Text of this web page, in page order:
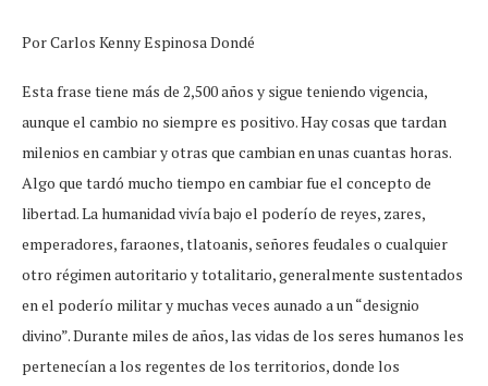
Por Carlos Kenny Espinosa Dondé
Esta frase tiene más de 2,500 años y sigue teniendo vigencia,
aunque el cambio no siempre es positivo. Hay cosas que tardan
milenios en cambiar y otras que cambian en unas cuantas horas.
Algo que tardó mucho tiempo en cambiar fue el concepto de
libertad. La humanidad vivía bajo el poderío de reyes, zares,
emperadores, faraones, tlatoanis, señores feudales o cualquier
otro régimen autoritario y totalitario, generalmente sustentados
en el poderío militar y muchas veces aunado a un “designio
divino”. Durante miles de años, las vidas de los seres humanos les
pertenecían a los regentes de los territorios, donde los